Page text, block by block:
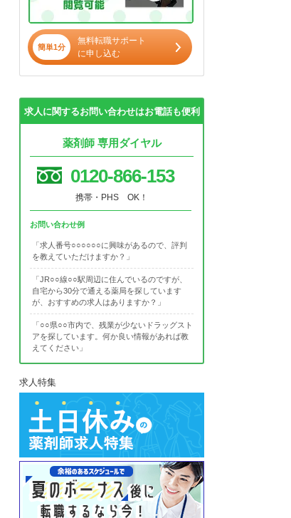
簡単1分
無料転職サポート
に申し込む
求人に関するお問い合わせはお電話も便利
薬剤師 専用ダイヤル
0120-866-153
携帯・PHS OK！
お問い合わせ例
「求人番号○○○○○○に興味があるので、評判
を教えていただけますか？」
「JR○○線○○駅周辺に住んでいるのですが、
自宅から30分で通える薬局を探しています
が、おすすめの求人はありますか？」
「○○県○○市内で、残業が少ないドラッグスト
アを探しています。何か良い情報があれば教
えてください」
求人特集